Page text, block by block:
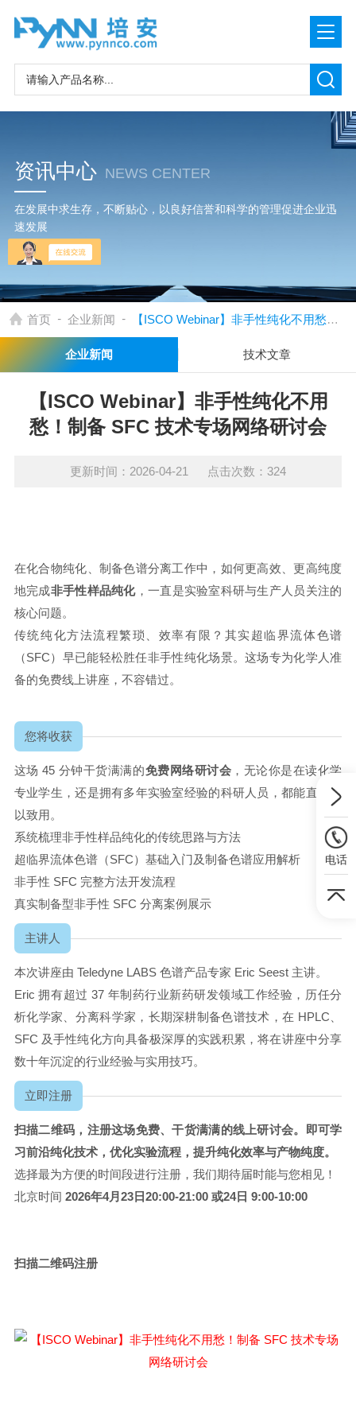
资讯中心 NEWS CENTER
在发展中求生存，不断贴心，以良好信誉和科学的管理促进企业迅
速发展
首页 - 企业新闻 - 【ISCO Webinar】非手性纯化不用愁！制备 SFC 技术专场网络研讨会
企业新闻 技术文章
【ISCO Webinar】非手性纯化不用
愁！制备 SFC 技术专场网络研讨会
更新时间：2026-04-21 点击次数：324
在化合物纯化、制备色谱分离工作中，如何更高效、更高纯度
地完成非手性样品纯化，一直是实验室科研与生产人员关注的
核心问题。
传统纯化方法流程繁琐、效率有限？其实超临界流体色谱
（SFC）早已能轻松胜任非手性纯化场景。这场专为化学人准
备的免费线上讲座，不容错过。
您将收获
这场 45 分钟干货满满的免费网络研讨会 ，无论你是在读化学
专业学生，还是拥有多年实验室经验的科研人员，都能直接学
以致用。
系统梳理非手性样品纯化的传统思路与方法
超临界流体色谱（SFC）基础入门及制备色谱应用解析
非手性 SFC 完整方法开发流程
真实制备型非手性 SFC 分离案例展示
主讲人
本次讲座由 Teledyne LABS 色谱产品专家 Eric Seest 主讲。
Eric 拥有超过 37 年制药行业新药研发领域工作经验，历任分
析化学家、分离科学家，长期深耕制备色谱技术，在 HPLC、
SFC 及手性纯化方向具备极深厚的实践积累，将在讲座中分享
数十年沉淀的行业经验与实用技巧。
立即注册
扫描二维码，注册这场免费、干货满满的线上研讨会。即可学
习前沿纯化技术，优化实验流程，提升纯化效率与产物纯度。
选择最为方便的时间段进行注册，我们期待届时能与您相见！
北京时间 2026年4月23日20:00-21:00 或24日 9:00-10:00
扫描二维码注册
电话